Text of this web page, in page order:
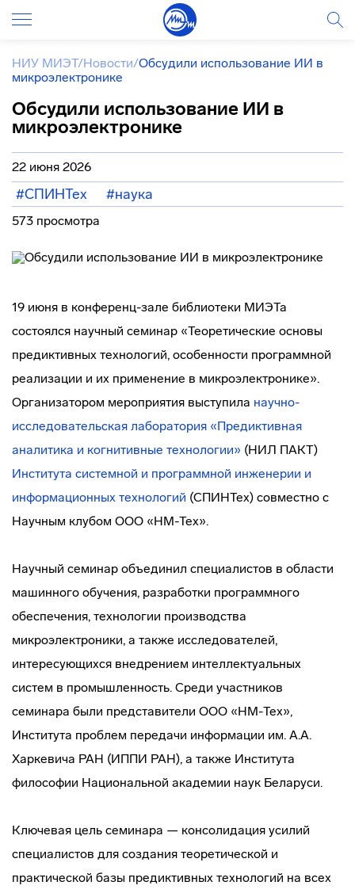
НИУ МИЭТ/Новости/Обсудили использование ИИ в
микроэлектронике
Обсудили использование ИИ в
микроэлектронике
22 июня 2026
#СПИНТех #наука
573 просмотра
19 июня в конференц-зале библиотеки МИЭТа
состоялся научный семинар «Теоретические основы
предиктивных технологий, особенности программной
реализации и их применение в микроэлектронике».
Организатором мероприятия выступила научно-
исследовательская лаборатория «Предиктивная
аналитика и когнитивные технологии» (НИЛ ПАКТ)
Института системной и программной инженерии и
информационных технологий (СПИНТех) совместно с
Научным клубом ООО «НМ-Тех».
Научный семинар объединил специалистов в области
машинного обучения, разработки программного
обеспечения, технологии производства
микроэлектроники, а также исследователей,
интересующихся внедрением интеллектуальных
систем в промышленность. Среди участников
семинара были представители ООО «НМ-Тех»,
Института проблем передачи информации им. А.А.
Харкевича РАН (ИППИ РАН), а также Института
философии Национальной академии наук Беларуси.
Ключевая цель семинара — консолидация усилий
специалистов для создания теоретической и
практической базы предиктивных технологий на всех